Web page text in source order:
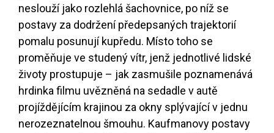
neslouží jako rozlehlá šachovnice, po níž se
postavy za dodržení předepsaných trajektorií
pomalu posunují kupředu. Místo toho se
proměňuje ve studený vítr, jenž jednotlivé lidské
životy prostupuje – jak zasmušile poznamenává
hrdinka filmu uvězněná na sedadle v autě
projíždějícím krajinou za okny splývající v jednu
nerozeznatelnou šmouhu. Kaufmanovy postavy